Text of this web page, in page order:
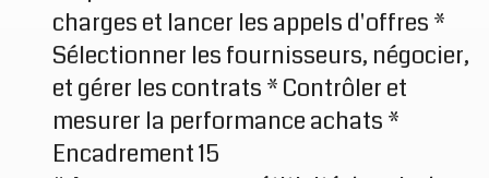
charges et lancer les appels d'offres *
Sélectionner les fournisseurs, négocier,
et gérer les contrats * Contrôler et
mesurer la performance achats *
Encadrement 15